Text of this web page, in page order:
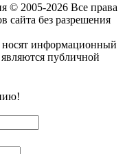
© 2005-2026 Все права
сайта без разрешения
носят информационный
публичной